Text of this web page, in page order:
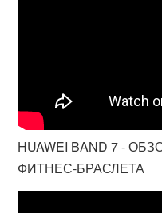
HUAWEI BAND 7 -
ФИТНЕС-БРАСЛЕТА